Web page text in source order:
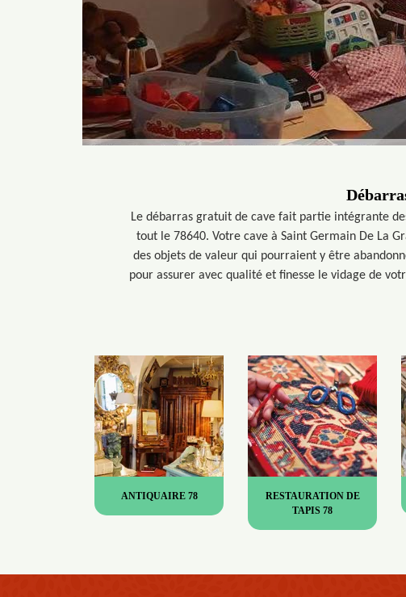
Le débarras gratuit de cave fait partie intégrante
tout le 78640. Votre cave à Saint Germain De La
des objets de valeur qui pourraient y être
pour assurer avec qualité et finesse le vidage de
ANTIQUAIRE 78
RESTAURATION DE
TAPIS 78